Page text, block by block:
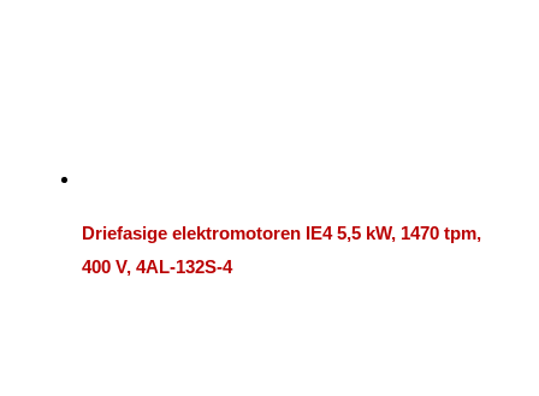
Driefasige elektromotoren IE4 5,5 kW, 1470 tpm,
400 V, 4AL-132S-4